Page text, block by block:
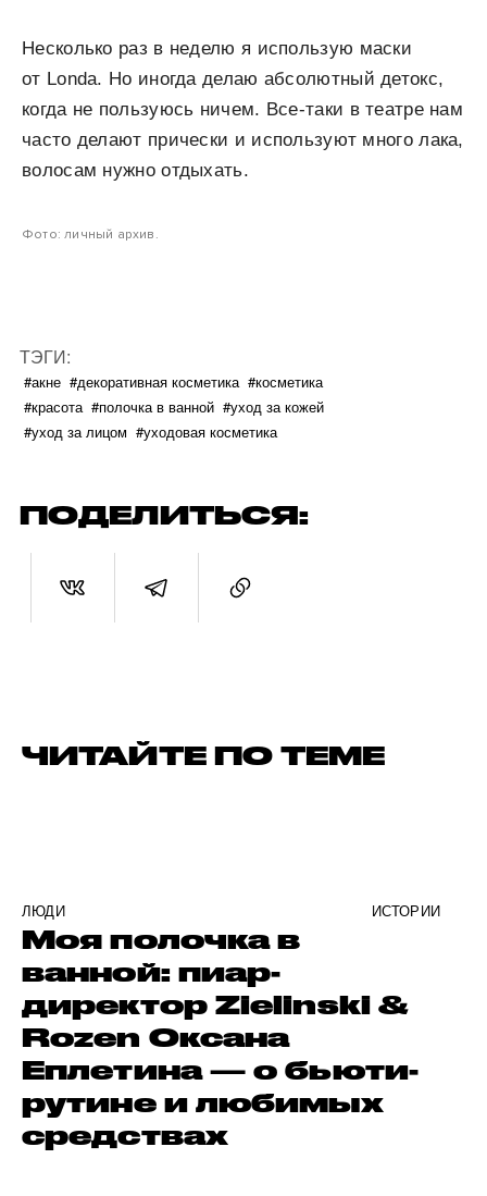
Несколько раз в неделю я использую маски
от Londa. Но иногда делаю абсолютный детокс,
когда не пользуюсь ничем. Все-таки в театре нам
часто делают прически и используют много лака,
волосам нужно отдыхать.
Фото: личный архив.
ТЭГИ:
#акне #декоративная косметика #косметика
#красота #полочка в ванной #уход за кожей
#уход за лицом #уходовая косметика
ПОДЕЛИТЬСЯ:
ЧИТАЙТЕ ПО ТЕМЕ
ЛЮДИ ИСТОРИИ
Моя полочка в
ванной: пиар-
директор Zielinski &
Rozen Оксана
Еплетина — о бьюти-
рутине и любимых
средствах